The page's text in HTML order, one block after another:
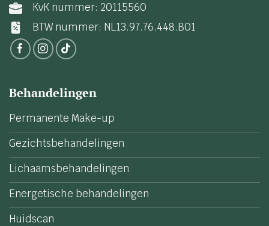
KvK nummer: 20115560
BTW nummer: NL13.97.76.448.B01
Behandelingen
Permanente Make-up
Gezichtsbehandelingen
Lichaamsbehandelingen
Energetische behandelingen
Huidscan